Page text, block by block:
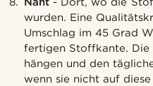
wurden. Eine
Umschlag im 45 Grad
fertigen Stoffkante.
hängen und den
wenn sie nicht auf